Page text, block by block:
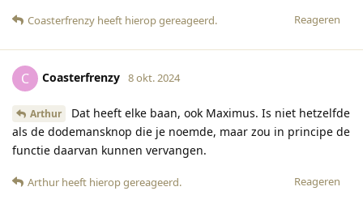
Reageren
Coasterfrenzy heeft hierop gereageerd.
C Coasterfrenzy 8 okt. 2024
Arthur
Dat heeft elke baan, ook Maximus. Is niet hetzelfde
als de dodemansknop die je noemde, maar zou in principe de
functie daarvan kunnen vervangen.
Reageren
Arthur heeft hierop gereageerd.